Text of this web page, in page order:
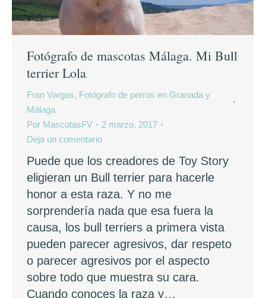
Fotógrafo de mascotas Málaga. Mi Bull
terrier Lola
Fran Vargas, Fotógrafo de perros en Granada y
Málaga
Por MascotasFV
2 marzo, 2017
Deja un comentario
Puede que los creadores de Toy Story
eligieran un Bull terrier para hacerle
honor a esta raza. Y no me
sorprendería nada que esa fuera la
causa, los bull terriers a primera vista
pueden parecer agresivos, dar respeto
o parecer agresivos por el aspecto
sobre todo que muestra su cara.
Cuando conoces la raza y…